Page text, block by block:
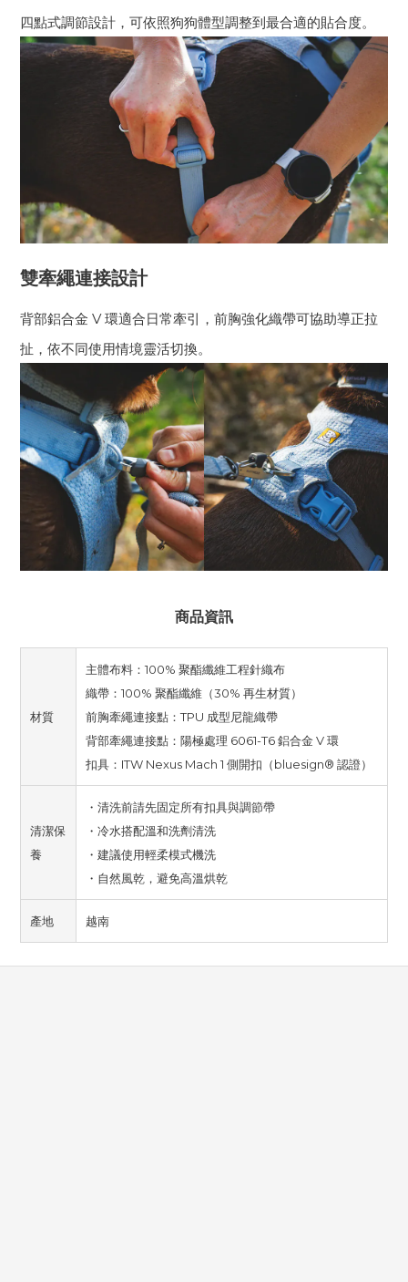
四點式調節設計，可依照狗狗體型調整到最合適的貼合度。
雙牽繩連接設計
背部鋁合金 V 環適合日常牽引，前胸強化織帶可協助導正拉
扯，依不同使用情境靈活切換。
商品資訊
材質
主體布料：100% 聚酯纖維工程針織布
織帶：100% 聚酯纖維（30% 再生材質）
前胸牽繩連接點：TPU 成型尼龍織帶
背部牽繩連接點：陽極處理 6061-T6 鋁合金 V 環
扣具：ITW Nexus Mach 1 側開扣（bluesign® 認證）
清潔保
養
・清洗前請先固定所有扣具與調節帶
・冷水搭配溫和洗劑清洗
・建議使用輕柔模式機洗
・自然風乾，避免高溫烘乾
產地 越南